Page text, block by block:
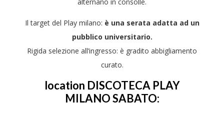
Il target del Play milano: è una serata adatta ad un
pubblico universitario.
Rigida selezione all’ingresso: è gradito abbigliamento
curato.
location DISCOTECA PLAY
MILANO SABATO: